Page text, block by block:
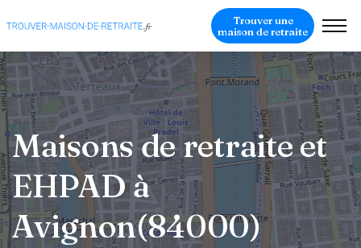
Trouver une
maison de retraite
Maisons de retraite et
EHPAD à
Avignon(84000)